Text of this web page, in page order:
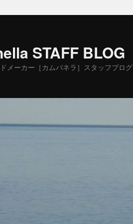
STAFF BLOG
メーカー［カムパネラ］スタッフブログ